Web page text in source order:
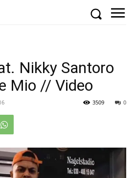
Nikky Santoro
Mio // Video
0
3509